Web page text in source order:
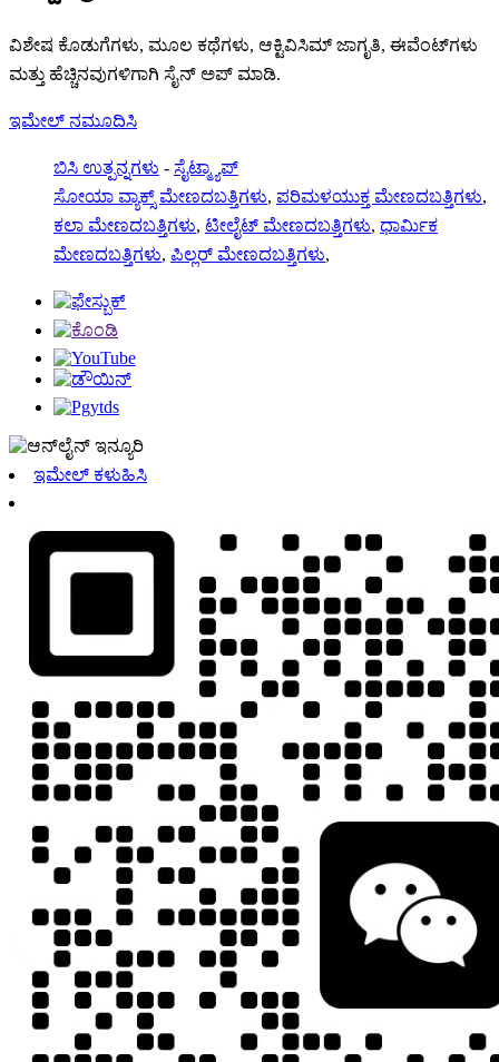
ವಿಶೇಷ ಕೊಡುಗೆಗಳು, ಮೂಲ ಕಥೆಗಳು, ಆಕ್ಟಿವಿಸಿಮ್ ಜಾಗೃತಿ, ಈವೆಂಟ್‌ಗಳು
ಮತ್ತು ಹೆಚ್ಚಿನವುಗಳಿಗಾಗಿ ಸೈನ್ ಅಪ್ ಮಾಡಿ.
ಇಮೇಲ್ ನಮೂದಿಸಿ
ಬಿಸಿ ಉತ್ಪನ್ನಗಳು - ಸೈಟ್ಮ್ಯಾಪ್
ಸೋಯಾ ವ್ಯಾಕ್ಸ್ ಮೇಣದಬತ್ತಿಗಳು, ಪರಿಮಳಯುಕ್ತ ಮೇಣದಬತ್ತಿಗಳು,
ಕಲಾ ಮೇಣದಬತ್ತಿಗಳು, ಟೀಲೈಟ್ ಮೇಣದಬತ್ತಿಗಳು, ಧಾರ್ಮಿಕ
ಮೇಣದಬತ್ತಿಗಳು, ಪಿಲ್ಲರ್ ಮೇಣದಬತ್ತಿಗಳು,
ಇಮೇಲ್ ಕಳುಹಿಸಿ